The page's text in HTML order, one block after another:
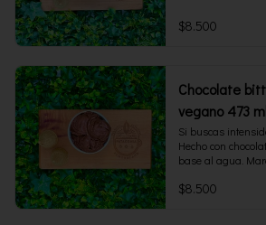
$8.500
Chocolate
vegano 473
Si buscas
Hecho con
base al agua.
veganos.
porciones
$8.500